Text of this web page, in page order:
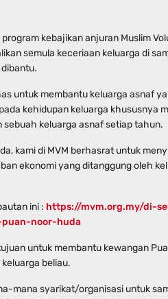
kebajikan anjuran Muslim
semula keceriaan keluarga di
untuk membantu keluarga asnaf
kehidupan keluarga khususnya
keluarga asnaf setiap tahun.
kami di MVM berhasrat untuk
ekonomi yang ditanggung oleh
ini : https://mvm.org.my/di-
noor-huda
untuk membantu kewangan
beliau.
mana syarikat/organisasi untuk